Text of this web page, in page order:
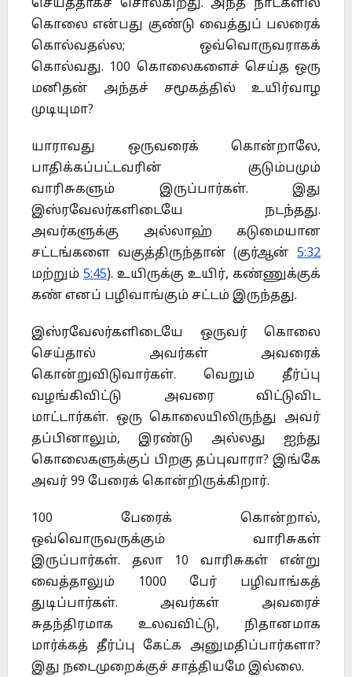
செய்ததாகச் சொல்கிறது. அந்த நாட்களில்
கொலை என்பது குண்டு வைத்துப் பலரைக்
கொல்வதல்ல; ஒவ்வொருவராகக்
கொல்வது. 100 கொலைகளைச் செய்த ஒரு
மனிதன் அந்தச் சமூகத்தில் உயிர்வாழ
முடியுமா?
யாராவது ஒருவரைக் கொன்றாலே,
பாதிக்கப்பட்டவரின் குடும்பமும்
வாரிசுகளும் இருப்பார்கள். இது
இஸ்ரவேலர்களிடையே நடந்தது.
அவர்களுக்கு அல்லாஹ் கடுமையான
சட்டங்களை வகுத்திருந்தான் (குர்ஆன் 5:32
மற்றும் 5:45). உயிருக்கு உயிர், கண்ணுக்குக்
கண் எனப் பழிவாங்கும் சட்டம் இருந்தது.
இஸ்ரவேலர்களிடையே ஒருவர் கொலை
செய்தால் அவர்கள் அவரைக்
கொன்றுவிடுவார்கள். வெறும் தீர்ப்பு
வழங்கிவிட்டு அவரை விட்டுவிட
மாட்டார்கள். ஒரு கொலையிலிருந்து அவர்
தப்பினாலும், இரண்டு அல்லது ஐந்து
கொலைகளுக்குப் பிறகு தப்புவாரா? இங்கே
அவர் 99 பேரைக் கொன்றிருக்கிறார்.
100 பேரைக் கொன்றால்,
ஒவ்வொருவருக்கும் வாரிசுகள்
இருப்பார்கள். தலா 10 வாரிசுகள் என்று
வைத்தாலும் 1000 பேர் பழிவாங்கத்
துடிப்பார்கள். அவர்கள் அவரைச்
சுதந்திரமாக உலவவிட்டு, நிதானமாக
மார்க்கத் தீர்ப்பு கேட்க அனுமதிப்பார்களா?
இது நடைமுறைக்குச் சாத்தியமே இல்லை.